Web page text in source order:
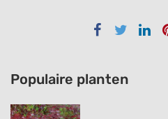
DelenDelen
Populaire planten